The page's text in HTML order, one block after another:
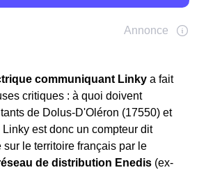
communiquant Linky a fait
critiques : à quoi doivent
de Dolus-D'Oléron (17550) et
est donc un compteur dit
le territoire français par le
de distribution Enedis (ex-